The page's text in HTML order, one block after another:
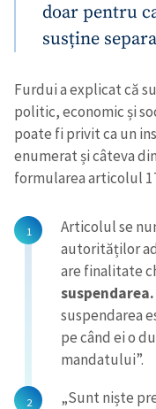
doar pentru
susține
Furdui a explicat că
politic, economic și
poate fi privit ca un
enumerat și câteva
formularea articolul
Articolul se
autorităților
are finalitate
suspendarea.
suspendarea
pe când ei o
mandatului”.
„Sunt niște